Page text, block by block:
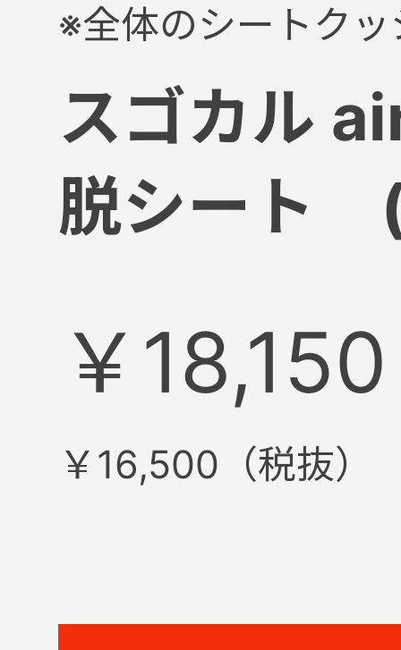
スゴカル
脱シート
※全体のシートク
￥18,150
￥16,500（税抜）